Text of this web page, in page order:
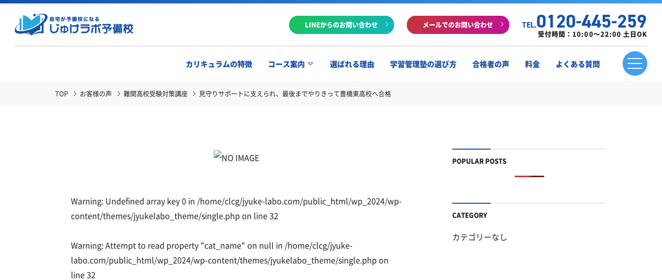
LINEからのお問い合わせ メールでのお問い合わせ TEL.0120-445-259
受付時間：10:00～22:00 土日OK
カリキュラムの特徴 コース案内 選ばれる理由 学習管理塾の選び方 合格者の声 料金 よくある質問
TOP お客様の声 難関高校受験対策講座 見守りサポートに支えられ、最後までやりきって豊橋東高校へ合格
Warning: Undefined array key 0 in /home/clcg/jyuke-labo.com/public_html/wp_2024/wp-
content/themes/jyukelabo_theme/single.php on line32
Warning: Attempt to read property "cat_name" on null in /home/clcg/jyuke-
labo.com/public_html/wp_2024/wp-content/themes/jyukelabo_theme/single.php on
line32
POPULAR POSTS
CATEGORY
カテゴリーなし